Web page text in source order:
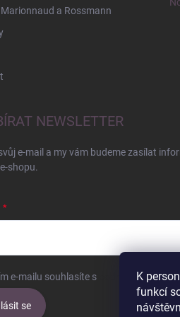
K
funkcí
Marionnaud a Rossmann
NEWSLETTER
e-mail a my vám budeme zasílat
shopu.
e-mailu souhlasíte s podmínkami
se